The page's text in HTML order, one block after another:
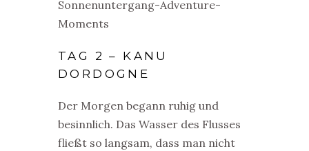
TAG 2 – KANU
DORDOGNE
Der Morgen begann ruhig und
besinnlich. Das Wasser des Flusses
fließt so langsam, dass man nicht